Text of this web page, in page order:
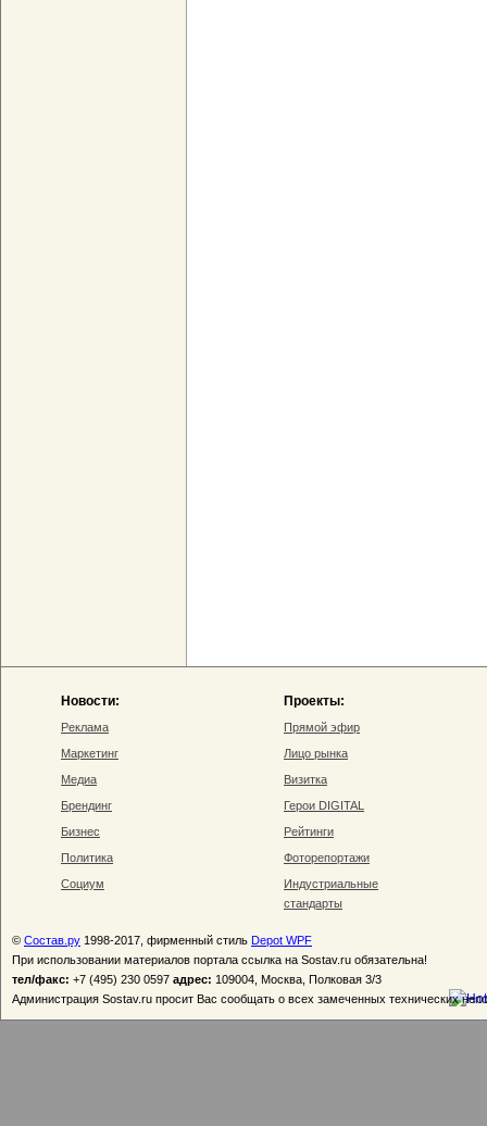
Новости:
Реклама
Маркетинг
Медиа
Брендинг
Бизнес
Политика
Социум
Проекты:
Прямой эфир
Лицо рынка
Визитка
Герои DIGITAL
Рейтинги
Фоторепортажи
Индустриальные
стандарты
© Состав.ру 1998-2017, фирменный стиль Depot WPF
При использовании материалов портала ссылка на Sostav.ru обязательна!
тел/факс: +7 (495) 230 0597 адрес: 109004, Москва, Полковая 3/3
Администрация Sostav.ru просит Вас сообщать о всех замеченных технических